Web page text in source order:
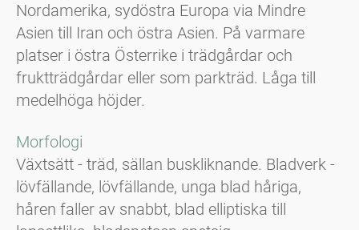
Nordamerika, sydöstra Europa via Mindre
Asien till Iran och östra Asien. På varmare
platser i östra Österrike i trädgårdar och
fruktträdgårdar eller som parkträd. Låga till
medelhöga höjder.
Morfologi
Växtsätt - träd, sällan buskliknande. Bladverk -
lövfällande, lövfällande, unga blad håriga,
håren faller av snabbt, blad elliptiska till